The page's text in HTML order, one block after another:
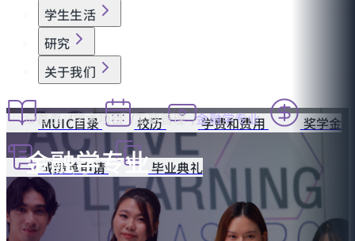
学生生活
研究
关于我们
MUIC目录 校历 学费和费用 奖学金
成绩单申请 毕业典礼
首页 学术项目 工商管理 金融学专业
金融学专业